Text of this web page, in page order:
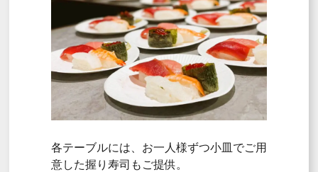
各テーブルには、お一人様ずつ小皿でご用
意した握り寿司もご提供。